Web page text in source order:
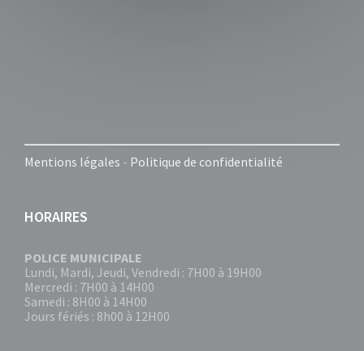
Mentions légales - Politique de confidentialité
HORAIRES
POLICE MUNICIPALE
Lundi, Mardi, Jeudi, Vendredi : 7H00 à 19H00
Mercredi : 7H00 à 14H00
Samedi : 8H00 à 14H00
Jours fériés : 8h00 à 12H00